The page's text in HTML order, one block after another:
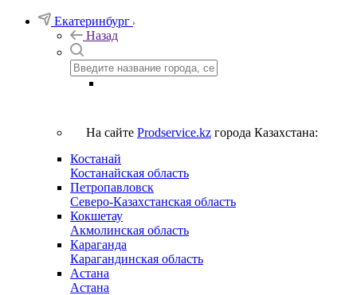
Екатеринбург
Назад
На сайте Prodservice.kz города Казахстана:
Костанай
Костанайская область
Петропавловск
Северо-Казахстанская область
Кокшетау
Акмолинская область
Караганда
Карагандинская область
Астана
Астана